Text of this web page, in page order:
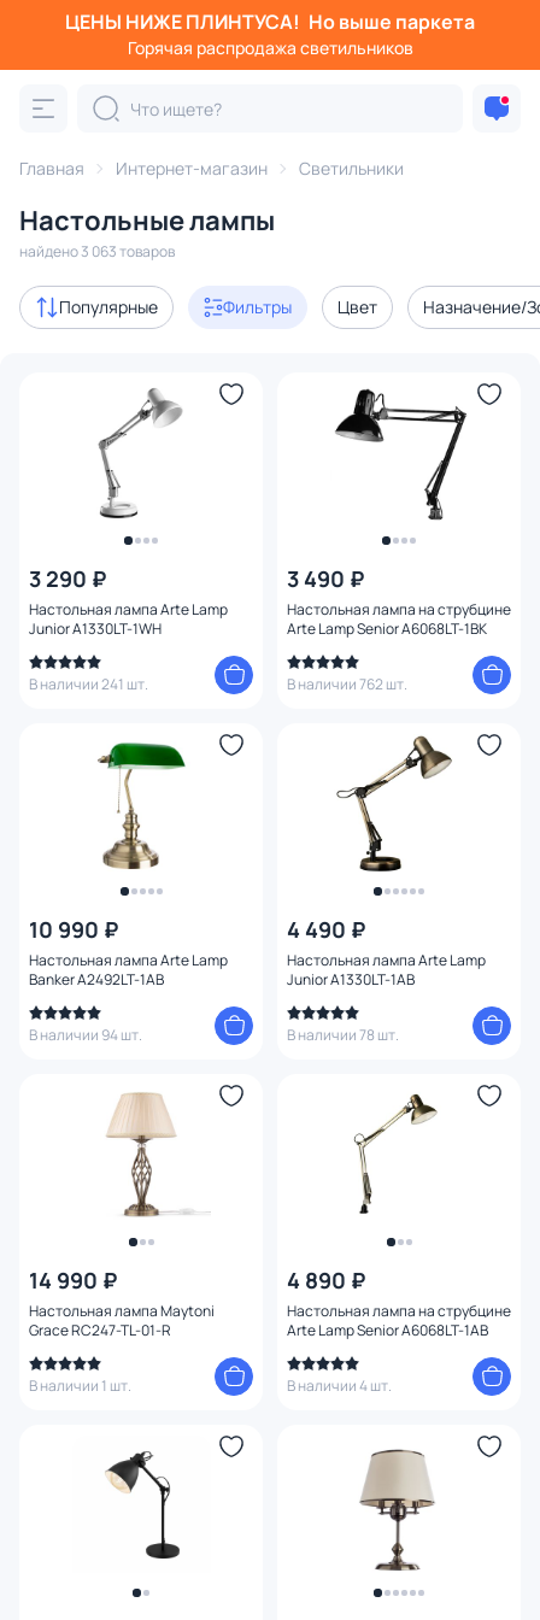
ЦЕНЫ НИЖЕ ПЛИНТУСА! Но выше паркета
Горячая распродажа светильников
Главная Интернет-магазин Светильники
Настольные лампы
найдено 3 063 товаров
Популярные Фильтры Цвет Назначение/
3 290 ₽
Настольная лампа Arte Lamp
Junior A1330LT-1WH
В наличии 241 шт.
3 490 ₽
Настольная лампа на струбцине
Arte Lamp Senior A6068LT-1BK
В наличии 762 шт.
10 990 ₽
Настольная лампа Arte Lamp
Banker A2492LT-1AB
В наличии 94 шт.
4 490 ₽
Настольная лампа Arte Lamp
Junior A1330LT-1AB
В наличии 78 шт.
14 990 ₽
Настольная лампа Maytoni
Grace RC247-TL-01-R
В наличии 1 шт.
4 890 ₽
Настольная лампа на струбцине
Arte Lamp Senior A6068LT-1AB
В наличии 4 шт.
Фильтры
Категория: Настольные лампы
светодиодные офисные с абажуром
Акции 281
с 3D-моделями 169
В наличии 1891
Доставка
От До
Бренд
Материал арматуры
Цвет арматуры
Цвет плафона
Высота (мм)
Ширина (мм)
Диаметр (мм)
Диаметр врезного отверстия